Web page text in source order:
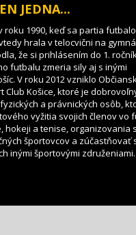
JEDNA...
roku 1990, keď sa partia
hrala v telocvični na
že si prihlásením do 1.
futbalu zmeria sily aj s inými
V roku 2012 vzniklo
Club Košice, ktoré je
a právnických osôb,
vyžitia svojich členov vo
hokeji a tenise, organizovania
športovcov a zúčastňovať
inými športovými združeniami.